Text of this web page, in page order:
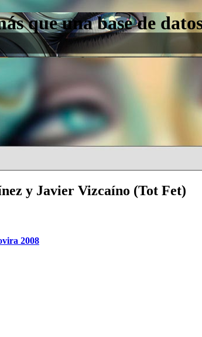
que una base de
y Javier Vizcaíno (Tot Fet)
2008